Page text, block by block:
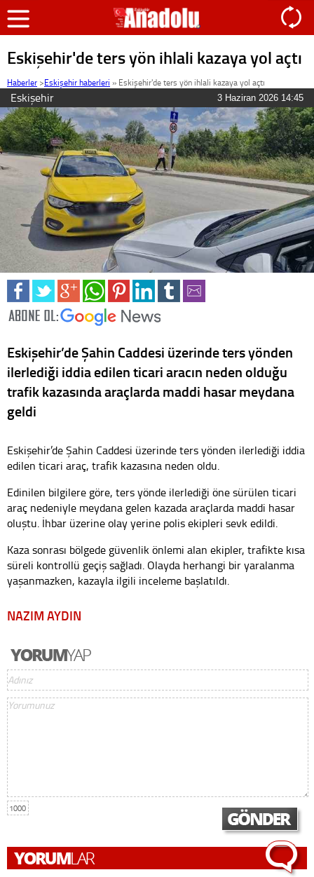
Eskişehir'de ters yön ihlali kazaya yol açtı
Haberler >Eskişehir haberleri » Eskişehir'de ters yön ihlali kazaya yol açtı
Eskişehir 3 Haziran 2026 14:45
Eskişehir’de Şahin Caddesi üzerinde ters yönden
ilerlediği iddia edilen ticari aracın neden olduğu
trafik kazasında araçlarda maddi hasar meydana
geldi
Eskişehir’de Şahin Caddesi üzerinde ters yönden ilerlediği iddia
edilen ticari araç, trafik kazasına neden oldu.
Edinilen bilgilere göre, ters yönde ilerlediği öne sürülen ticari
araç nedeniyle meydana gelen kazada araçlarda maddi hasar
oluştu. İhbar üzerine olay yerine polis ekipleri sevk edildi.
Kaza sonrası bölgede güvenlik önlemi alan ekipler, trafikte kısa
süreli kontrollü geçiş sağladı. Olayda herhangi bir yaralanma
yaşanmazken, kazayla ilgili inceleme başlatıldı.
NAZIM AYDIN
1000